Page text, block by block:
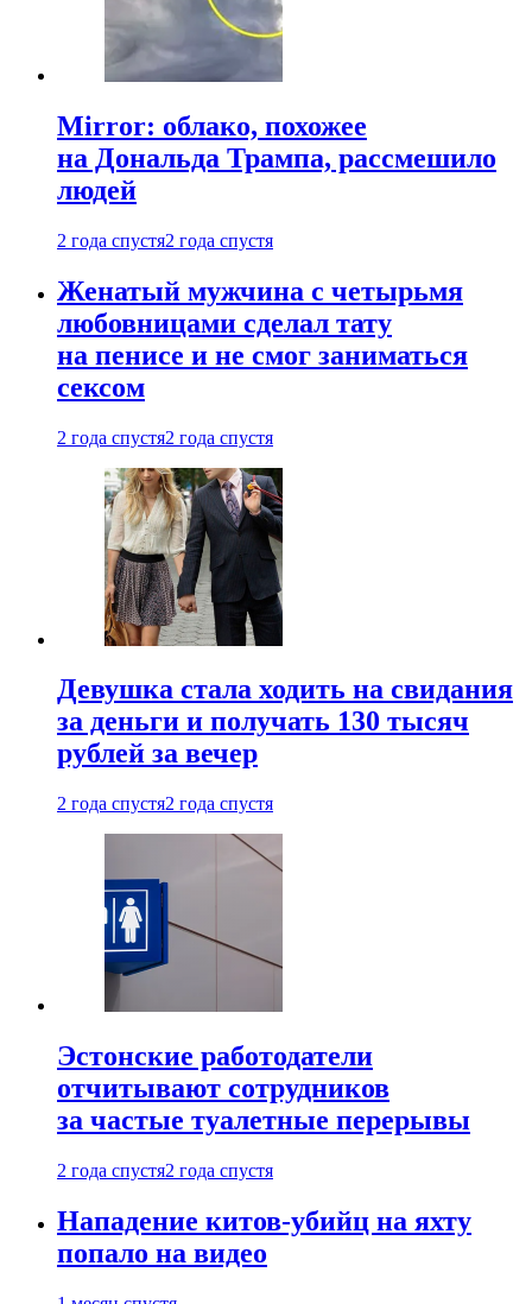
Mirror: облако, похожее
на Дональда Трампа, рассмешило
людей
2 года спустя2 года спустя
Женатый мужчина с четырьмя
любовницами сделал тату
на пенисе и не смог заниматься
сексом
2 года спустя2 года спустя
Девушка стала ходить на свидания
за деньги и получать 130 тысяч
рублей за вечер
2 года спустя2 года спустя
Эстонские работодатели
отчитывают сотрудников
за частые туалетные перерывы
2 года спустя2 года спустя
Нападение китов-убийц на яхту
попало на видео